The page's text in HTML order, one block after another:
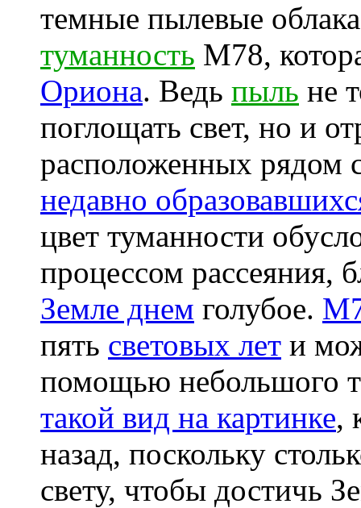
темные пылевые
туманность M78,
Ориона. Ведь пыль не
поглощать свет, но и
расположенных рядом
недавно
цвет туманности
процессом рассеяния,
Земле днем голубое.
пять световых лет и
помощью небольшого
такой вид на картинке,
назад, поскольку
свету, чтобы достичь